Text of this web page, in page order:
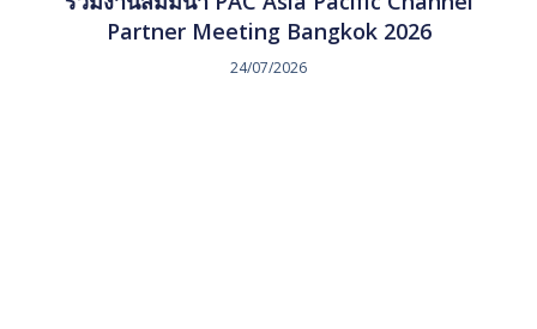
Partner Meeting Bangkok 2026
24/07/2026